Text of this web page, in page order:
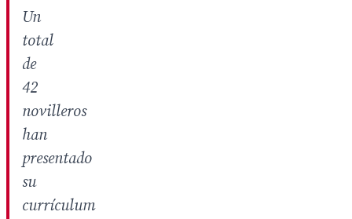
Un
total
de
42
novilleros
han
presentado
su
currículum